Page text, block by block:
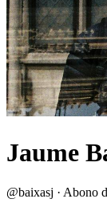
Jaume
@baixasj · Abono